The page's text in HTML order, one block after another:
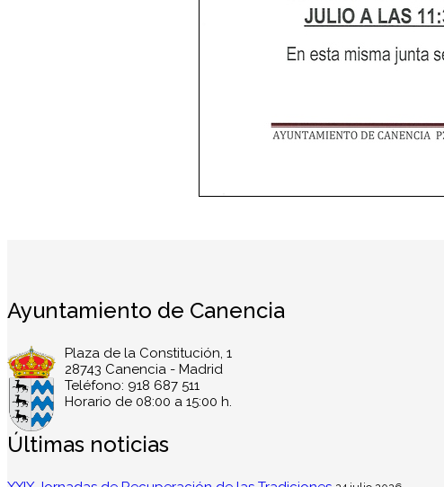
Ayuntamiento de Canencia
Plaza de la Constitución, 1
28743 Canencia - Madrid
Teléfono: 918 687 511
Horario de 08:00 a 15:00 h.
Últimas noticias